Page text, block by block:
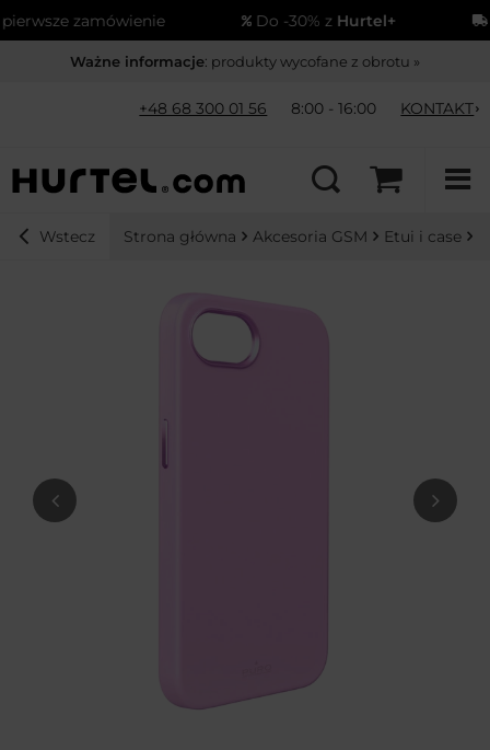
zamówienie Do -30% zHurtel+
Ważne informacje: produkty wycofane z obrotu »
+48 68 300 01 56 8:00 - 16:00 KONTAKT
Wstecz Strona główna Akcesoria GSM Etui i case